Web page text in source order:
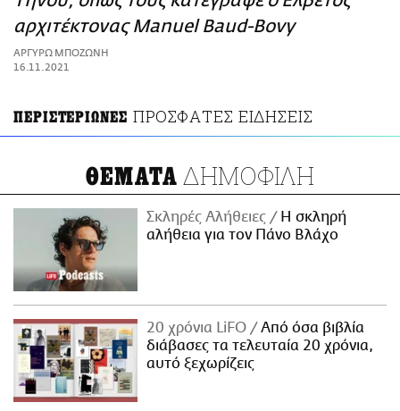
ΑΜΠΑ
PRINT
αρχιτέκτονας Manuel Baud-Bovy
ΑΡΓΥΡΩ ΜΠΟΖΩΝΗ
16.11.2021
ΠΕΡΙΣΤΕΡΙΩΝΕΣ ΠΡΟΣΦΑΤΕΣ ΕΙΔΗΣΕΙΣ
ΘΕΜΑΤΑ ΔΗΜΟΦΙΛΗ
Σκληρές Αλήθειες
H σκληρή
αλήθεια για τον Πάνο Βλάχο
20 χρόνια LiFO
Από όσα βιβλία
διάβασες τα τελευταία 20 χρόνια,
αυτό ξεχωρίζεις